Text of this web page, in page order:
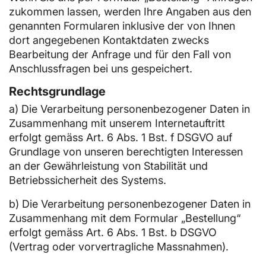
zukommen lassen, werden Ihre Angaben aus den
genannten Formularen inklusive der von Ihnen
dort angegebenen Kontaktdaten zwecks
Bearbeitung der Anfrage und für den Fall von
Anschlussfragen bei uns gespeichert.
Rechtsgrundlage
a) Die Verarbeitung personenbezogener Daten in
Zusammenhang mit unserem Internetauftritt
erfolgt gemäss Art. 6 Abs. 1 Bst. f DSGVO auf
Grundlage von unseren berechtigten Interessen
an der Gewährleistung von Stabilität und
Betriebssicherheit des Systems.
b) Die Verarbeitung personenbezogener Daten in
Zusammenhang mit dem Formular „Bestellung“
erfolgt gemäss Art. 6 Abs. 1 Bst. b DSGVO
(Vertrag oder vorvertragliche Massnahmen).